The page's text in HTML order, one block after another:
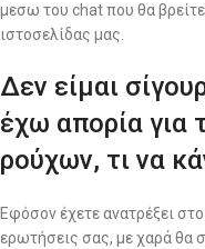
μεσω του chat που θα
ιστοσελίδας μας.
Δεν είμαι
έχω απορία για
ρούχων, τι να
Εφόσον έχετε ανατρέξει
ερωτήσεις σας, με χαρά θα